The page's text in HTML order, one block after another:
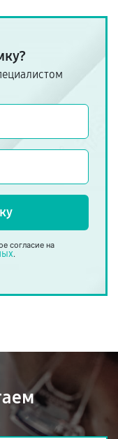
согласие на
.